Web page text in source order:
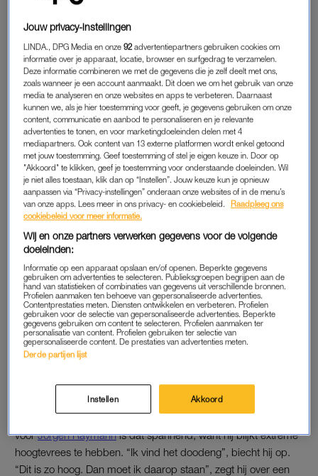
een complete nachtmerrie.
TRADITIONELE DANS IN ‘HET PERFECTE
PLAATJE OP REIS’
VoorJan Kooijmanvoelt de opdracht als thuiskomen. De oud-
danser geniet zichtbaar van de traditionele cham-dansen en
weet zijn model perfect vast te leggen. Zijn foto wordt door de
jury omschreven als een beeld waardoor je direct naar
Vietnam wilt afreizen. Het levert hem zijn eerste 8 op. “Dat
voelt echt heel fijn”, reageert hij trots.
Heel anders verloopt de opdracht voorQuinty Trustfull. Zij
baalt al direct wanneer ze een mannelijke danser in een
felrode outfit toegewezen krijgt. “Ik vind rood gewoon geen
prettige kleur om mee te werken”, verzucht ze. Haar
uiteindelijke foto wordt door de jury zelfs vergeleken met een
scène uit de vogeltjesdans. Pijnlijk genoeg eindigt ze met een
5,4 onderaan het klassement.
PANIEK BIJ JÖRGEN RAYMANN
Na de tempels wacht de kandidaten nog een uitdaging: een
foto van bovenaf nemen van een Vietnamees ambacht. Vooral
voorJörgen Raymannis dat spannend, want hij blijkt extreme
hoogtevrees te hebben. “Ik vind het doodeng”, biecht hij op.
“Dit is zo hoog. Dan moet ik daarop staan”, zegt hij over een
Jouw privacy-instellingen
LINDA., DPG Media en onze92 advertentiepartners gebruiken cookies om
informatie over je apparaat, locatie, browser en surfgedrag te verzamelen.
Deze informatie combineren we met de gegevens die je zelf deelt met ons,
zoals wanneer je een account aanmaakt. Dit doen we om het gebruik van onze
media te analyseren en onze websites en apps te verbeteren. Daarnaast
kunnen we, als je hier toestemming voor geeft, je gegevens gebruiken om onze
content, communicatie en aanbod te personaliseren en je relevante
advertenties te tonen, en voor marketingdoeleinden delen met 4
mediapartners. Ook content van 13 externe platformen wordt enkel getoond
met jouw toestemming. Geef toestemming of stel je eigen keuze in. Door op
"Akkoord" te klikken, geef je toestemming voor onderstaande doeleinden. Wil
je niet alles toestaan, klik dan op “Instellen”. Jouw keuze kun je opnieuw
aanpassen via “Privacy-instellingen” onderaan onze websites of in de menu’s
van onze apps. Lees meer in ons privacy- en cookiebeleid.
Raadpleeg ons
cookiebeleid voor meer informatie.
Wij en onze partners verwerken gegevens voor de volgende
doeleinden:
Informatie op een apparaat opslaan en/of openen. Beperkte gegevens
gebruiken om advertenties te selecteren. Publieksgroepen begrijpen aan de
hand van statistieken of combinaties van gegevens uit verschillende bronnen.
Profielen aanmaken ten behoeve van gepersonaliseerde advertenties.
Contentprestaties meten. Diensten ontwikkelen en verbeteren. Profielen
gebruiken voor de selectie van gepersonaliseerde advertenties. Beperkte
gegevens gebruiken om content te selecteren. Profielen aanmaken ter
personalisatie van content. Profielen gebruiken ter selectie van
gepersonaliseerde content. De prestaties van advertenties meten.
Derde partijen lijst
Instellen Akkoord